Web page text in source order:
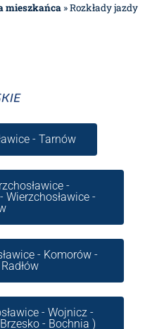
mieszkańca »Rozkłady jazdy
- Tarnów
-
Wierzchosławice -
- Komorów -
- Wojnicz -
- Bochnia )